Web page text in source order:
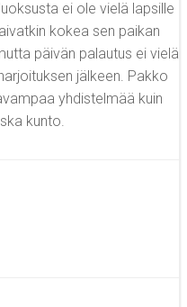
ei ole vielä lapsille
kokea sen paikan
päivän palautus ei vielä
jälkeen. Pakko
yhdistelmää kuin
kunto.